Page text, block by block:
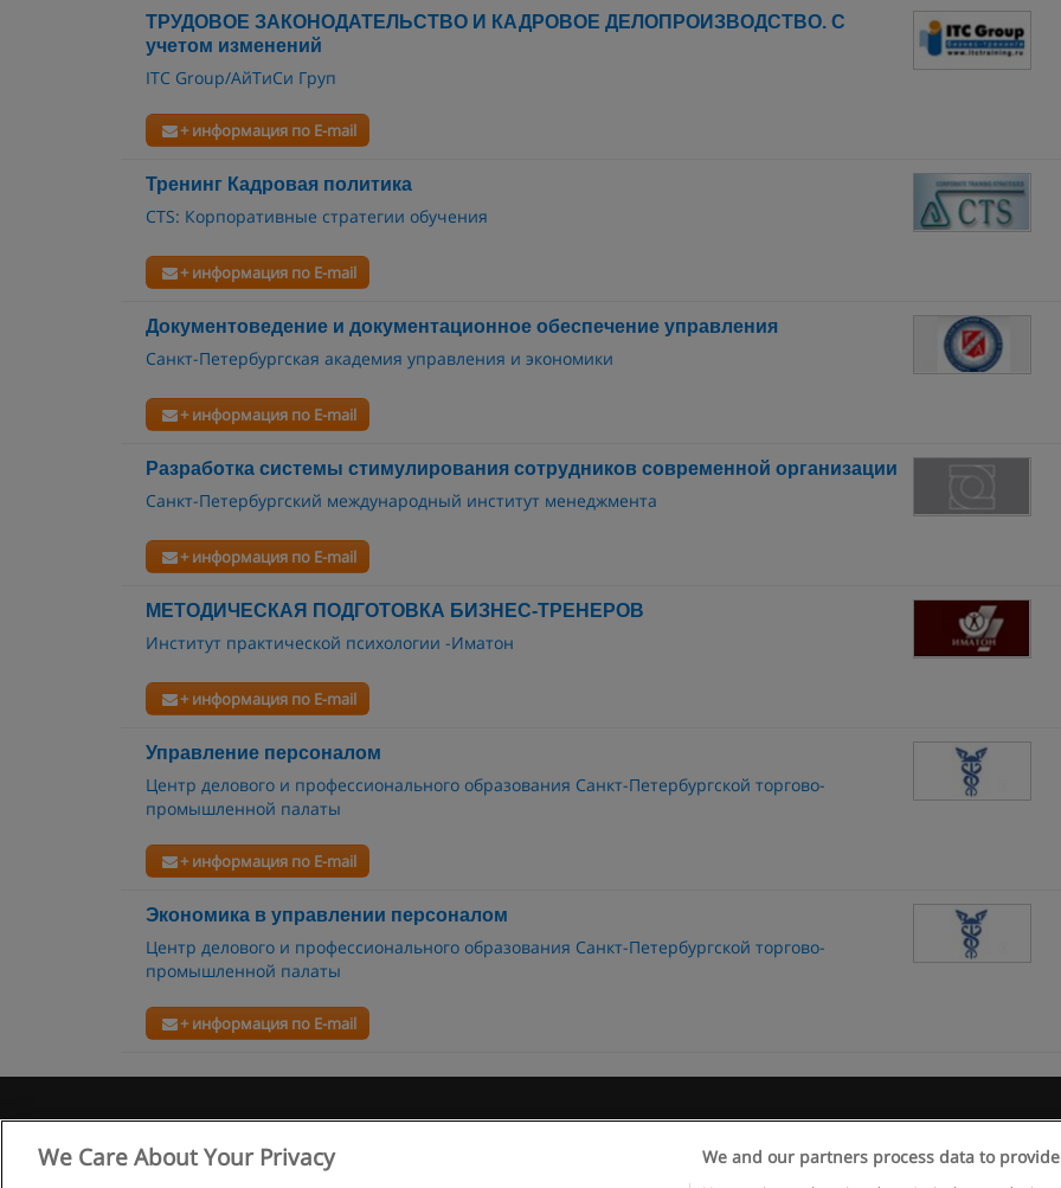
ТРУДОВОЕ ЗАКОНОДАТЕЛЬСТВО И КАДРОВОЕ ДЕЛОПРОИЗВОДСТВО. С
учетом изменений
ITC Group/АйТиСи Груп
+ информация по E-mail
Тренинг Кадровая политика
CTS: Корпоративные стратегии обучения
+ информация по E-mail
Документоведение и документационное обеспечение управления
Санкт-Петербургская академия управления и экономики
+ информация по E-mail
Разработка системы стимулирования сотрудников современной организации
Санкт-Петербургский международный институт менеджмента
+ информация по E-mail
МЕТОДИЧЕСКАЯ ПОДГОТОВКА БИЗНЕС-ТРЕНЕРОВ
Институт практической психологии -Иматон
+ информация по E-mail
Управление персоналом
Центр делового и профессионального образования Санкт-Петербургской торгово-
промышленной палаты
+ информация по E-mail
Экономика в управлении персоналом
Центр делового и профессионального образования Санкт-Петербургской торгово-
промышленной палаты
+ информация по E-mail
We Care About Your Privacy We and our partners process data to